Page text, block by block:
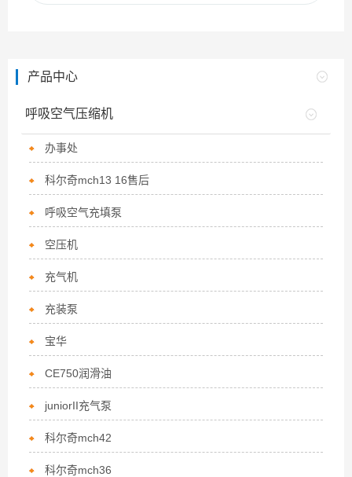
产品中心
呼吸空气压缩机
办事处
科尔奇mch13 16售后
呼吸空气充填泵
空压机
充气机
充装泵
宝华
CE750润滑油
juniorII充气泵
科尔奇mch42
科尔奇mch36